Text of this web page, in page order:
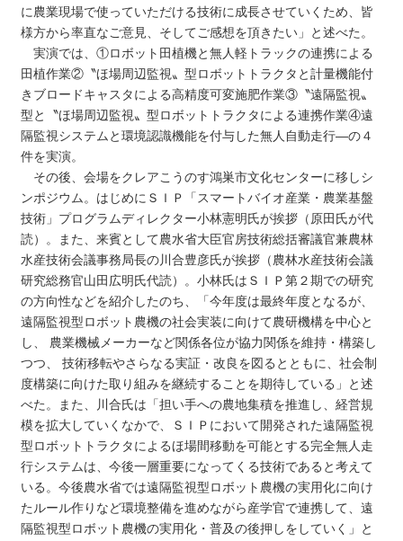
に農業現場で使っていただける技術に成長させていくため、皆
様方から率直なご意見、そしてご感想を頂きたい」と述べた。
実演では、①ロボット田植機と無人軽トラックの連携による
田植作業②〝ほ場周辺監視〟型ロボットトラクタと計量機能付
きブロードキャスタによる高精度可変施肥作業③〝遠隔監視〟
型と〝ほ場周辺監視〟型ロボットトラクタによる連携作業④遠
隔監視システムと環境認識機能を付与した無人自動走行―の４
件を実演。
その後、会場をクレアこうのす鴻巣市文化センターに移しシ
ンポジウム。はじめにＳＩＰ「スマートバイオ産業・農業基盤
技術」プログラムディレクター小林憲明氏が挨拶（原田氏が代
読）。また、来賓として農水省大臣官房技術総括審議官兼農林
水産技術会議事務局長の川合豊彦氏が挨拶（農林水産技術会議
研究総務官山田広明氏代読）。小林氏はＳＩＰ第２期での研究
の方向性などを紹介したのち、「今年度は最終年度となるが、
遠隔監視型ロボット農機の社会実装に向けて農研機構を中心と
し、 農業機械メーカーなど関係各位が協力関係を維持・構築し
つつ、 技術移転やさらなる実証・改良を図るとともに、社会制
度構築に向けた取り組みを継続することを期待している」と述
べた。また、川合氏は「担い手への農地集積を推進し、経営規
模を拡大していくなかで、ＳＩＰにおいて開発された遠隔監視
型ロボットトラクタによるほ場間移動を可能とする完全無人走
行システムは、今後一層重要になってくる技術であると考えて
いる。今後農水省では遠隔監視型ロボット農機の実用化に向け
たルール作りなど環境整備を進めながら産学官で連携して、遠
隔監視型ロボット農機の実用化・普及の後押しをしていく」と